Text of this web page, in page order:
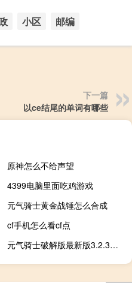
小区 邮编
下一篇
以ce结尾的单词有哪些
原神怎么不给声望
4399电脑里面吃鸡游戏
元气骑士黄金战锤怎么合成
cf手机怎么看cf点
元气骑士破解版最新版3.2.3黑侠可远程联机